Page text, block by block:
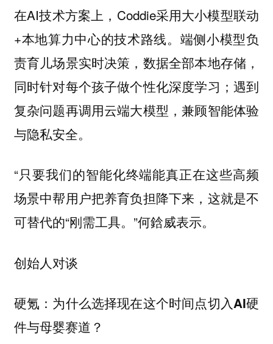
在AI技术方案上，Coddie采用大小模型联动
+本地算力中心的技术路线。端侧小模型负
责育儿场景实时决策，数据全部本地存储，
同时针对每个孩子做个性化深度学习；遇到
复杂问题再调用云端大模型，兼顾智能体验
与隐私安全。
“只要我们的智能化终端能真正在这些高频
场景中帮用户把养育负担降下来，这就是不
可替代的“刚需工具。”何鋡威表示。
创始人对谈
硬氪：为什么选择现在这个时间点切入AI硬
件与母婴赛道？